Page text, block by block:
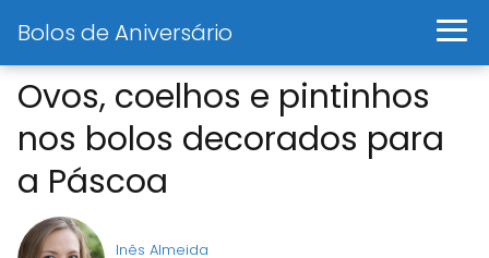
Bolos de Aniversário
Ovos, coelhos e pintinhos
nos bolos decorados para
a Páscoa
Inês Almeida